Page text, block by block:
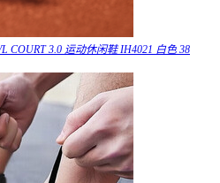
COURT 3.0 运动休闲鞋 IH4021 白色 38